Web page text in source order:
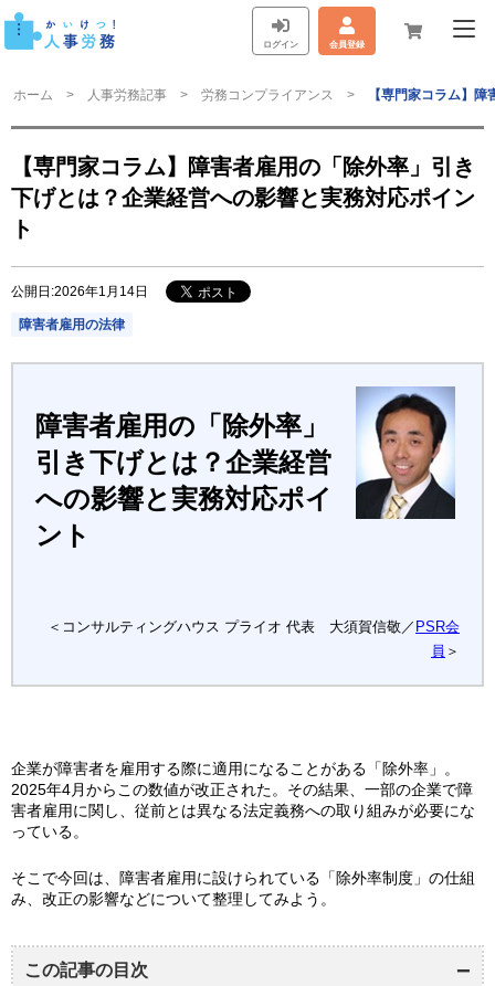
ログイン 会員登録
ホーム 人事労務記事 労務コンプライアンス 【専門家コラム】
【専門家コラム】障害者雇用の「除外率」引き
下げとは？企業経営への影響と実務対応ポイン
ト
公開日:2026年1月14日
障害者雇用の法律
障害者雇用の「除外率」
引き下げとは？企業経営
への影響と実務対応ポイ
ント
＜コンサルティングハウス プライオ 代表 大須賀信敬／ PSR会
員 ＞
企業が障害者を雇用する際に適用になることがある「除外率」。
2025年4月からこの数値が改正された。その結果、一部の企業で障
害者雇用に関し、従前とは異なる法定義務への取り組みが必要にな
っている。
そこで今回は、障害者雇用に設けられている「除外率制度」の仕組
み、改正の影響などについて整理してみよう。
この記事の目次